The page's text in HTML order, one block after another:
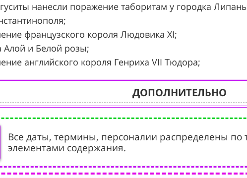
нанесли поражение таборитам у городка
французского короля Людовика XI;
Алой и Белой розы;
английского короля Генриха VII Тюдора;
ДОПОЛНИТЕЛЬНО
Все даты, термины, персоналии распределены по
элементами содержания.